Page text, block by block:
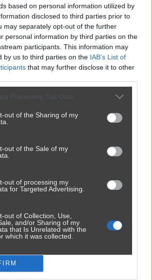
based on personal information utilized by
disclosed to third parties prior to
may separately opt-out of the further
personal information by third parties on the
participants. This information may
by us to third parties on the IAB’s List of
that may further disclose it to other
Processing Opt Outs
out of the Sharing of my
out of the Sale of my
out of processing my
for Targeted Advertising.
out of Collection, Use,
and/or Sharing of my
that Is Unrelated with the
which it was collected.
Śmieszne